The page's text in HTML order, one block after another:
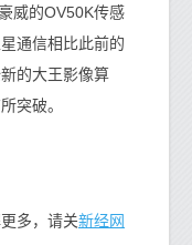
威的OV50K传感
通信相比此前的
的大王影像算
突破。
多，请关新经网